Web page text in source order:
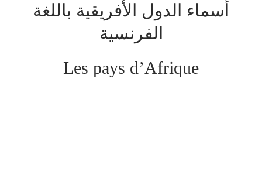
أسماء الدول الأفريقية باللغة
الفرنسية
Les pays d’Afrique